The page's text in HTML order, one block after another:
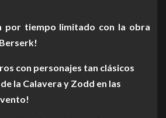
por tiempo limitado con la obra
con personajes tan clásicos
la Calavera y Zodd en las